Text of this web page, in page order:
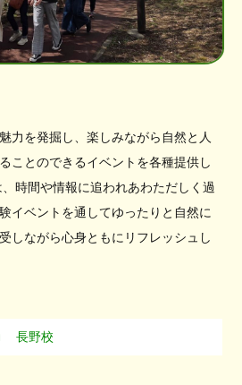
力を発掘し、楽しみながら自然と人
ことのできるイベントを各種提供し
時間や情報に追われあわただしく過
イベントを通してゆったりと自然に
しながら心身ともにリフレッシュし
長野校